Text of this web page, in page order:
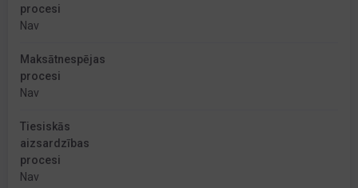
procesi
Nav
Maksātnespējas
procesi
Nav
Tiesiskās
aizsardzības
procesi
Nav